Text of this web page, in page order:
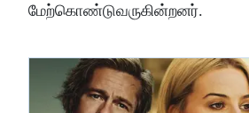
மேற்கொண்டுவருகின்றனர்.